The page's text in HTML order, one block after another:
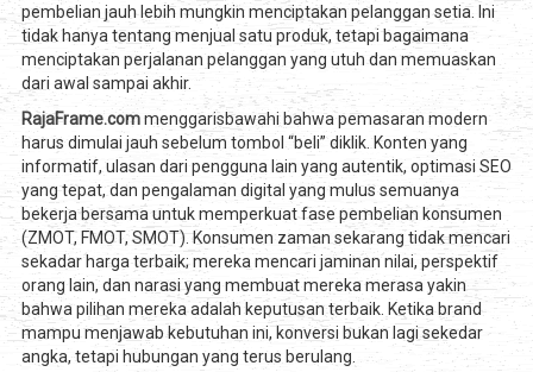
pembelian jauh lebih mungkin menciptakan pelanggan setia. Ini
tidak hanya tentang menjual satu produk, tetapi bagaimana
menciptakan perjalanan pelanggan yang utuh dan memuaskan
dari awal sampai akhir.
RajaFrame.commenggarisbawahi bahwa pemasaran modern
harus dimulai jauh sebelum tombol “beli” diklik. Konten yang
informatif, ulasan dari pengguna lain yang autentik, optimasi SEO
yang tepat, dan pengalaman digital yang mulus semuanya
bekerja bersama untuk memperkuat fase pembelian konsumen
(ZMOT, FMOT, SMOT). Konsumen zaman sekarang tidak mencari
sekadar harga terbaik; mereka mencari jaminan nilai, perspektif
orang lain, dan narasi yang membuat mereka merasa yakin
bahwa pilihan mereka adalah keputusan terbaik. Ketika brand
mampu menjawab kebutuhan ini, konversi bukan lagi sekedar
angka, tetapi hubungan yang terus berulang.